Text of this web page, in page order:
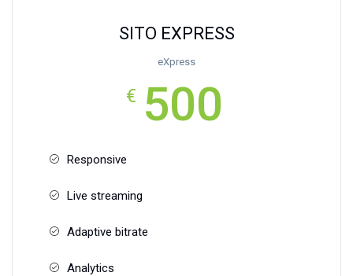
SITO EXPRESS
eXpress
€ 500
Responsive
Live streaming
Adaptive bitrate
Analytics